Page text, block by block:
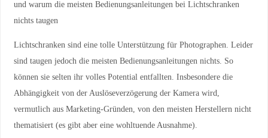
und warum die meisten Bedienungsanleitungen bei Lichtschranken
nichts taugen
Lichtschranken sind eine tolle Unterstützung für Photographen. Leider
sind taugen jedoch die meisten Bedienungsanleitungen nichts. So
können sie selten ihr volles Potential entfallten. Insbesondere die
Abhängigkeit von der Auslöseverzögerung der Kamera wird,
vermutlich aus Marketing-Gründen, von den meisten Herstellern nicht
thematisiert (es gibt aber eine wohltuende Ausnahme).